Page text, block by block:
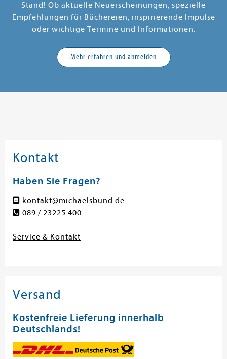
Stand! Ob aktuelle Neuerscheinungen, spezielle
Empfehlungen für Büchereien, inspirierende Impulse
oder wichtige Termine und Informationen.
Mehr erfahren und anmelden
Kontakt
Haben Sie Fragen?
kontakt@michaelsbund.de
089 / 23225 400
Service & Kontakt
Versand
Kostenfreie Lieferung innerhalb
Deutschlands!